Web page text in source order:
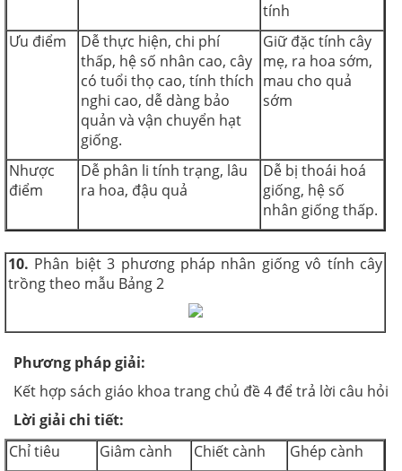
tính
Ưu điểm
Dễ thực hiện, chi phí
thấp, hệ số nhân cao, cây
có tuổi thọ cao, tính thích
nghi cao, dễ dàng bảo
quản và vận chuyển hạt
giống.
Giữ đặc tính cây
mẹ, ra hoa sớm,
mau cho quả
sớm
Nhược
điểm
Dễ phân li tính trạng, lâu
ra hoa, đậu quả
Dễ bị thoái hoá
giống, hệ số
nhân giống thấp.
10. Phân biệt 3 phương pháp nhân giống vô tính cây
trồng theo mẫu Bảng 2
Phương pháp giải:
Kết hợp sách giáo khoa trang chủ đề 4 để trả lời câu hỏi
Lời giải chi tiết:
Chỉ tiêu
Giâm cành Chiết cành
Ghép cành